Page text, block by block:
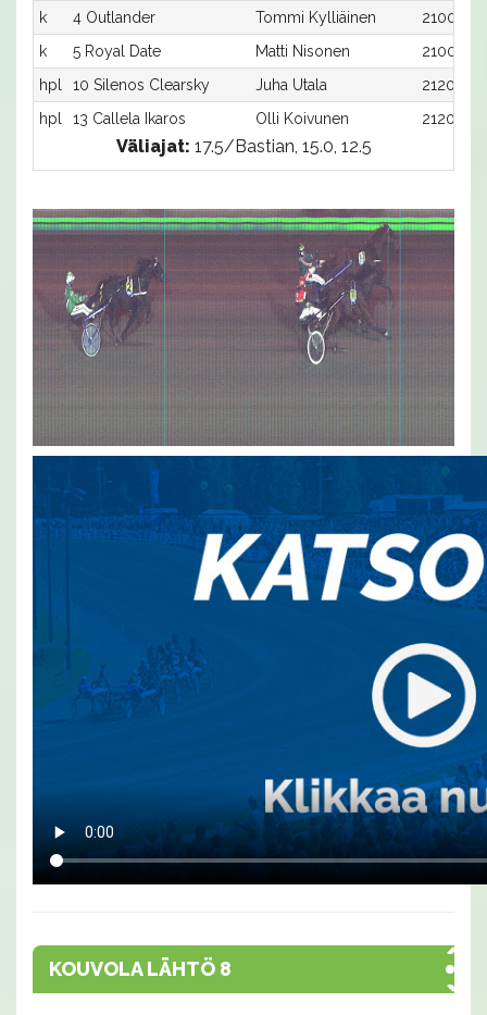
k
4 Outlander Tommi Kylliäinen
2100:4
k
5 Royal Date Matti Nisonen
2100:5
hpl
10 Silenos Clearsky Juha Utala
2120:1
hpl
13 Callela Ikaros Olli Koivunen 2120:4
Väliajat: 17.5/Bastian, 15.0, 12.5
KOUVOLA LÄHTÖ 8